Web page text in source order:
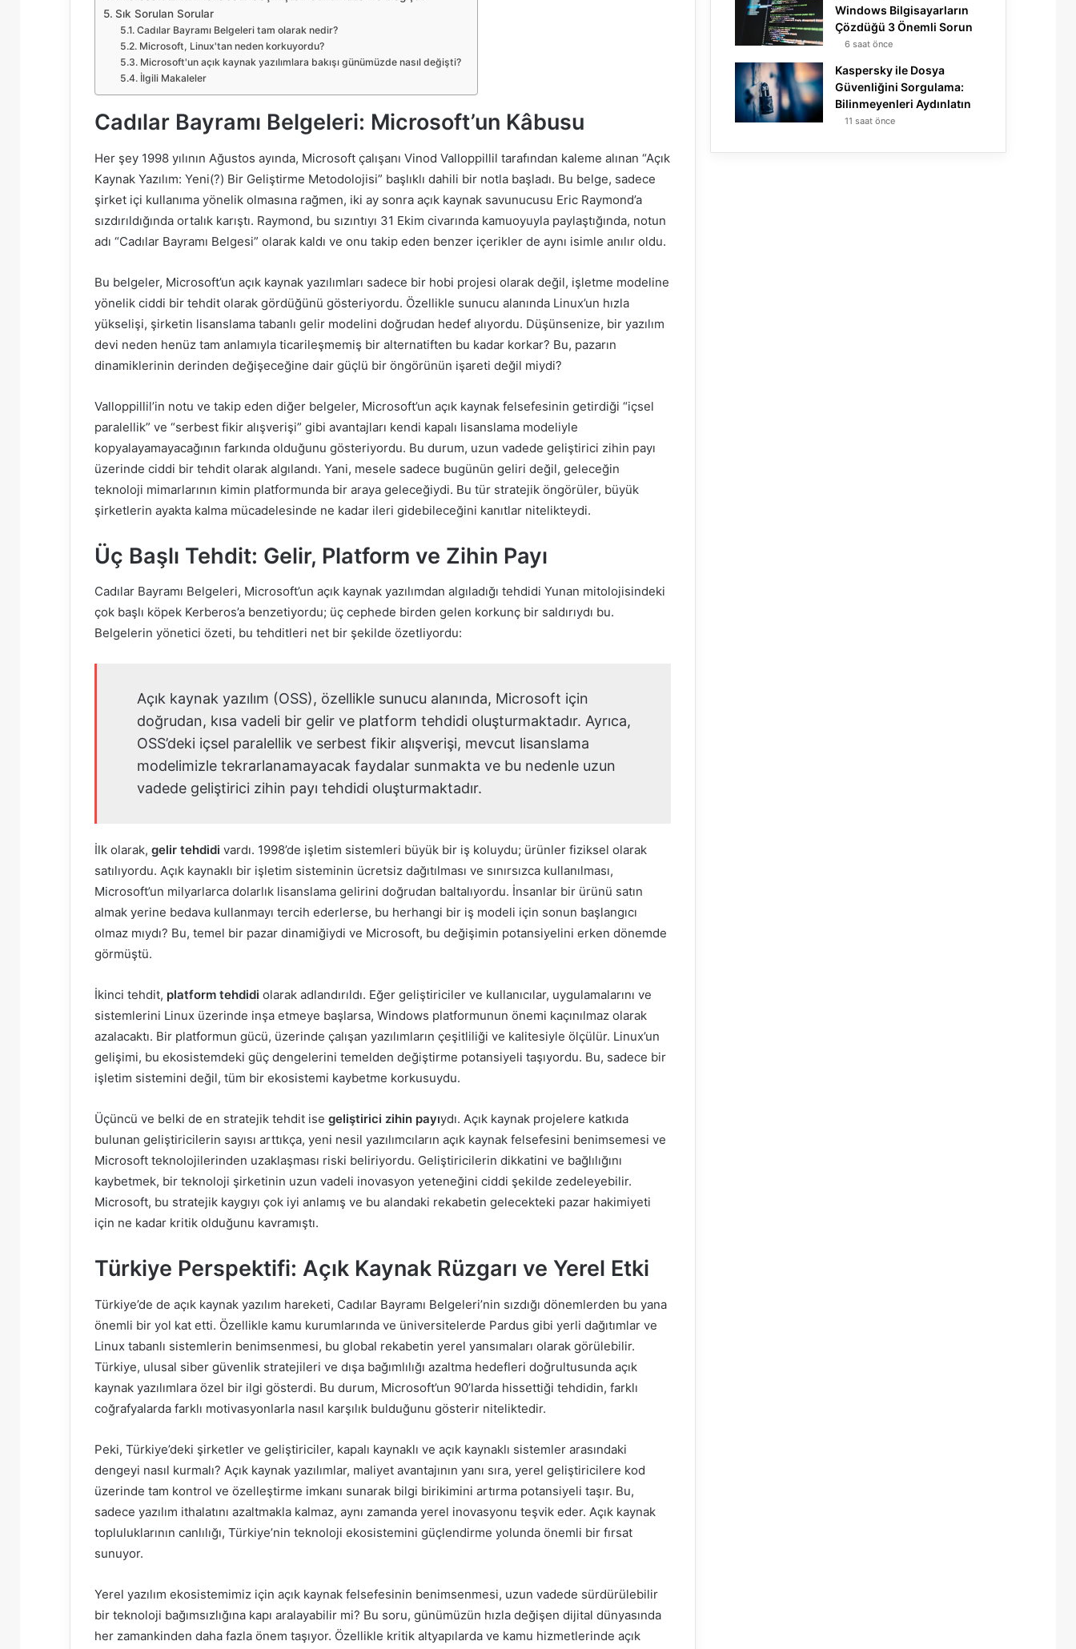
Sık Sorulan Sorular
Cadılar Bayramı Belgeleri tam olarak nedir?
Microsoft, Linux'tan neden korkuyordu?
Microsoft'un açık kaynak yazılımlara bakışı günümüzde nasıl değişti?
İlgili Makaleler
Cadılar Bayramı Belgeleri: Microsoft’un Kâbusu
Her şey 1998 yılının Ağustos ayında, Microsoft çalışanı Vinod Valloppillil tarafından kaleme alınan “Açık
Kaynak Yazılım: Yeni(?) Bir Geliştirme Metodolojisi” başlıklı dahili bir notla başladı. Bu belge, sadece
şirket içi kullanıma yönelik olmasına rağmen, iki ay sonra açık kaynak savunucusu Eric Raymond’a
sızdırıldığında ortalık karıştı. Raymond, bu sızıntıyı 31 Ekim civarında kamuoyuyla paylaştığında, notun
adı “Cadılar Bayramı Belgesi” olarak kaldı ve onu takip eden benzer içerikler de aynı isimle anılır oldu.
Bu belgeler, Microsoft’un açık kaynak yazılımları sadece bir hobi projesi olarak değil, işletme modeline
yönelik ciddi bir tehdit olarak gördüğünü gösteriyordu. Özellikle sunucu alanında Linux’un hızla
yükselişi, şirketin lisanslama tabanlı gelir modelini doğrudan hedef alıyordu. Düşünsenize, bir yazılım
devi neden henüz tam anlamıyla ticarileşmemiş bir alternatiften bu kadar korkar? Bu, pazarın
dinamiklerinin derinden değişeceğine dair güçlü bir öngörünün işareti değil miydi?
Valloppillil’in notu ve takip eden diğer belgeler, Microsoft’un açık kaynak felsefesinin getirdiği “içsel
paralellik” ve “serbest fikir alışverişi” gibi avantajları kendi kapalı lisanslama modeliyle
kopyalayamayacağının farkında olduğunu gösteriyordu. Bu durum, uzun vadede geliştirici zihin payı
üzerinde ciddi bir tehdit olarak algılandı. Yani, mesele sadece bugünün geliri değil, geleceğin
teknoloji mimarlarının kimin platformunda bir araya geleceğiydi. Bu tür stratejik öngörüler, büyük
şirketlerin ayakta kalma mücadelesinde ne kadar ileri gidebileceğini kanıtlar nitelikteydi.
Üç Başlı Tehdit: Gelir, Platform ve Zihin Payı
Cadılar Bayramı Belgeleri, Microsoft’un açık kaynak yazılımdan algıladığı tehdidi Yunan mitolojisindeki
çok başlı köpek Kerberos’a benzetiyordu; üç cephede birden gelen korkunç bir saldırıydı bu.
Belgelerin yönetici özeti, bu tehditleri net bir şekilde özetliyordu:
Açık kaynak yazılım (OSS), özellikle sunucu alanında, Microsoft için
doğrudan, kısa vadeli bir gelir ve platform tehdidi oluşturmaktadır. Ayrıca,
OSS’deki içsel paralellik ve serbest fikir alışverişi, mevcut lisanslama
modelimizle tekrarlanamayacak faydalar sunmakta ve bu nedenle uzun
vadede geliştirici zihin payı tehdidi oluşturmaktadır.
İlk olarak, gelir tehdidi vardı. 1998’de işletim sistemleri büyük bir iş koluydu; ürünler fiziksel olarak
satılıyordu. Açık kaynaklı bir işletim sisteminin ücretsiz dağıtılması ve sınırsızca kullanılması,
Microsoft’un milyarlarca dolarlık lisanslama gelirini doğrudan baltalıyordu. İnsanlar bir ürünü satın
almak yerine bedava kullanmayı tercih ederlerse, bu herhangi bir iş modeli için sonun başlangıcı
olmaz mıydı? Bu, temel bir pazar dinamiğiydi ve Microsoft, bu değişimin potansiyelini erken dönemde
görmüştü.
İkinci tehdit, platform tehdidi olarak adlandırıldı. Eğer geliştiriciler ve kullanıcılar, uygulamalarını ve
sistemlerini Linux üzerinde inşa etmeye başlarsa, Windows platformunun önemi kaçınılmaz olarak
azalacaktı. Bir platformun gücü, üzerinde çalışan yazılımların çeşitliliği ve kalitesiyle ölçülür. Linux’un
gelişimi, bu ekosistemdeki güç dengelerini temelden değiştirme potansiyeli taşıyordu. Bu, sadece bir
işletim sistemini değil, tüm bir ekosistemi kaybetme korkusuydu.
Üçüncü ve belki de en stratejik tehdit ise geliştirici zihin payıydı. Açık kaynak projelere katkıda
bulunan geliştiricilerin sayısı arttıkça, yeni nesil yazılımcıların açık kaynak felsefesini benimsemesi ve
Microsoft teknolojilerinden uzaklaşması riski beliriyordu. Geliştiricilerin dikkatini ve bağlılığını
kaybetmek, bir teknoloji şirketinin uzun vadeli inovasyon yeteneğini ciddi şekilde zedeleyebilir.
Microsoft, bu stratejik kaygıyı çok iyi anlamış ve bu alandaki rekabetin gelecekteki pazar hakimiyeti
için ne kadar kritik olduğunu kavramıştı.
Türkiye Perspektifi: Açık Kaynak Rüzgarı ve Yerel Etki
Türkiye’de de açık kaynak yazılım hareketi, Cadılar Bayramı Belgeleri’nin sızdığı dönemlerden bu yana
önemli bir yol kat etti. Özellikle kamu kurumlarında ve üniversitelerde Pardus gibi yerli dağıtımlar ve
Linux tabanlı sistemlerin benimsenmesi, bu global rekabetin yerel yansımaları olarak görülebilir.
Türkiye, ulusal siber güvenlik stratejileri ve dışa bağımlılığı azaltma hedefleri doğrultusunda açık
kaynak yazılımlara özel bir ilgi gösterdi. Bu durum, Microsoft’un 90’larda hissettiği tehdidin, farklı
coğrafyalarda farklı motivasyonlarla nasıl karşılık bulduğunu gösterir niteliktedir.
Peki, Türkiye’deki şirketler ve geliştiriciler, kapalı kaynaklı ve açık kaynaklı sistemler arasındaki
dengeyi nasıl kurmalı? Açık kaynak yazılımlar, maliyet avantajının yanı sıra, yerel geliştiricilere kod
üzerinde tam kontrol ve özelleştirme imkanı sunarak bilgi birikimini artırma potansiyeli taşır. Bu,
sadece yazılım ithalatını azaltmakla kalmaz, aynı zamanda yerel inovasyonu teşvik eder. Açık kaynak
topluluklarının canlılığı, Türkiye’nin teknoloji ekosistemini güçlendirme yolunda önemli bir fırsat
sunuyor.
Yerel yazılım ekosistemimiz için açık kaynak felsefesinin benimsenmesi, uzun vadede sürdürülebilir
bir teknoloji bağımsızlığına kapı aralayabilir mi? Bu soru, günümüzün hızla değişen dijital dünyasında
her zamankinden daha fazla önem taşıyor. Özellikle kritik altyapılarda ve kamu hizmetlerinde açık
Windows Bilgisayarların
Çözdüğü 3 Önemli Sorun
6 saat önce
Kaspersky ile Dosya
Güvenliğini Sorgulama:
Bilinmeyenleri Aydınlatın
11 saat önce